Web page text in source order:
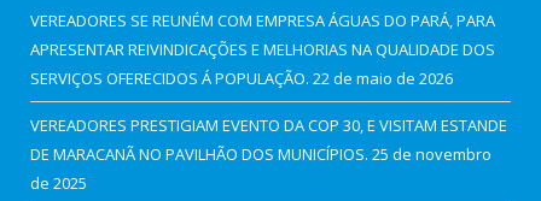
VEREADORES SE REUNÉM COM EMPRESA ÁGUAS DO PARÁ, PARA
APRESENTAR REIVINDICAÇÕES E MELHORIAS NA QUALIDADE DOS
SERVIÇOS OFERECIDOS Á POPULAÇÃO. 22 de maio de 2026
VEREADORES PRESTIGIAM EVENTO DA COP 30, E VISITAM ESTANDE
DE MARACANÃ NO PAVILHÃO DOS MUNICÍPIOS. 25 de novembro
de 2025